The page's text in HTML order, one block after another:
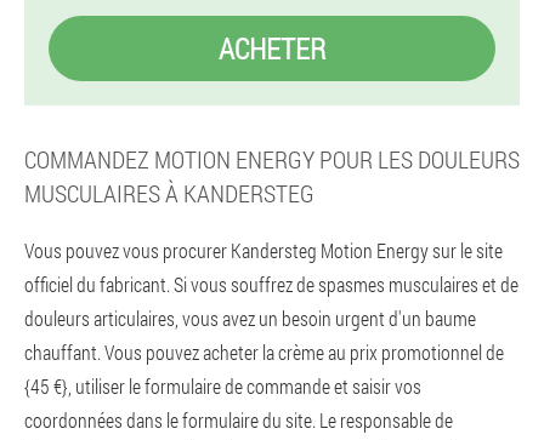
ACHETER
COMMANDEZ MOTION ENERGY POUR LES DOULEURS
MUSCULAIRES À KANDERSTEG
Vous pouvez vous procurer Kandersteg Motion Energy sur le site
officiel du fabricant. Si vous souffrez de spasmes musculaires et de
douleurs articulaires, vous avez un besoin urgent d'un baume
chauffant. Vous pouvez acheter la crème au prix promotionnel de
{45 €}, utiliser le formulaire de commande et saisir vos
coordonnées dans le formulaire du site. Le responsable de